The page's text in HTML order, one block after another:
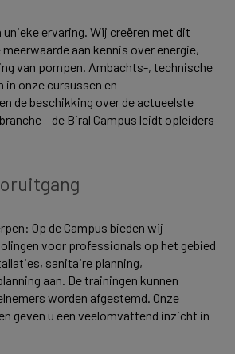
unieke ervaring. Wij creëren met dit
aan kennis over energie,
van pompen. Ambachts-, technische
in onze cursussen en
de beschikking over de actueelste
– de Biral Campus leidt opleiders
Op de Campus bieden wij
voor professionals op het gebied
sanitaire planning,
aan. De trainingen kunnen
worden afgestemd. Onze
geven u een veelomvattend inzicht in